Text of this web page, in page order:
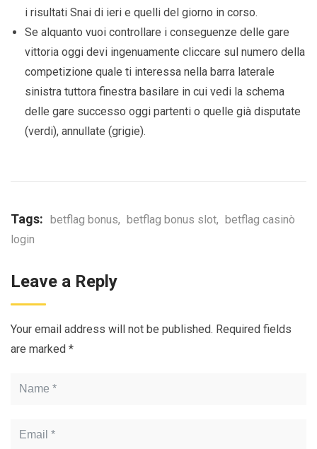
i risultati Snai di ieri e quelli del giorno in corso.
Se alquanto vuoi controllare i conseguenze delle gare
vittoria oggi devi ingenuamente cliccare sul numero della
competizione quale ti interessa nella barra laterale
sinistra tuttora finestra basilare in cui vedi la schema
delle gare successo oggi partenti o quelle già disputate
(verdi), annullate (grigie).
Tags: betflag bonus, betflag bonus slot, betflag casinò
login
Leave a Reply
Your email address will not be published. Required fields
are marked *